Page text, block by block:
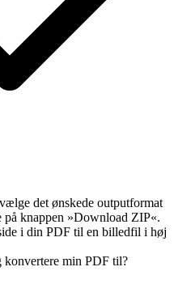
det ønskede outputformat
knappen »Download ZIP«.
i din PDF til en billedfil i høj
min PDF til?